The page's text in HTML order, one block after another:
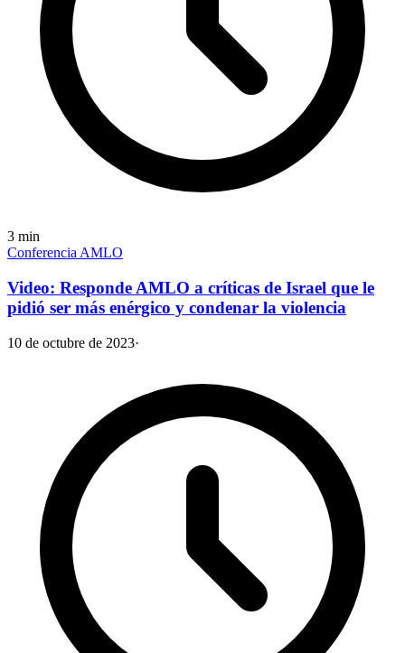
3 min
Conferencia AMLO
Video: Responde AMLO a críticas de Israel que le
pidió ser más enérgico y condenar la violencia
10 de octubre de 2023·